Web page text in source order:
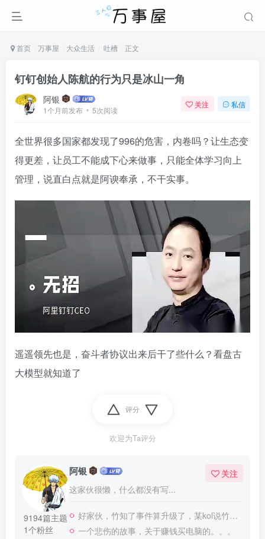
首页 万事屋 大众生活 吐槽 正文
钉钉创始人陈航的行为只是冰山一角
阿银
1个月前发布 5次阅读
关注 私信
全世界很多国家都发现了996的危害，内卷吗？让生态变
得更差，让员工不能成下心来做事，只能全体学习向上
管理，说直白点就是阿谀奉承，不干实事。
遥遥领先也是，奋斗者协议出来后干了些什么？看盘古
大模型就知道了
评分
欢迎为Ta评分
9194篇主题
1个粉丝
阿银
这家伙很懒，什么都没有写...
关注
好家伙，竹知了事件算升级了，某kol说竹知了是日本玩具
一个悲伤的故事，关于赚钱买电脑的。。。